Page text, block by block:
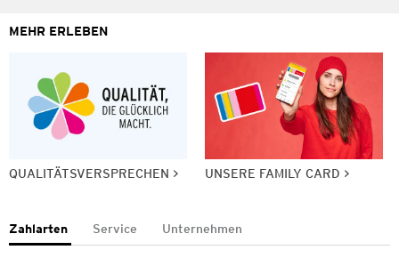
MEHR ERLEBEN
QUALITÄTSVERSPRECHEN UNSERE FAMILY CARD
Zahlarten Service Unternehmen